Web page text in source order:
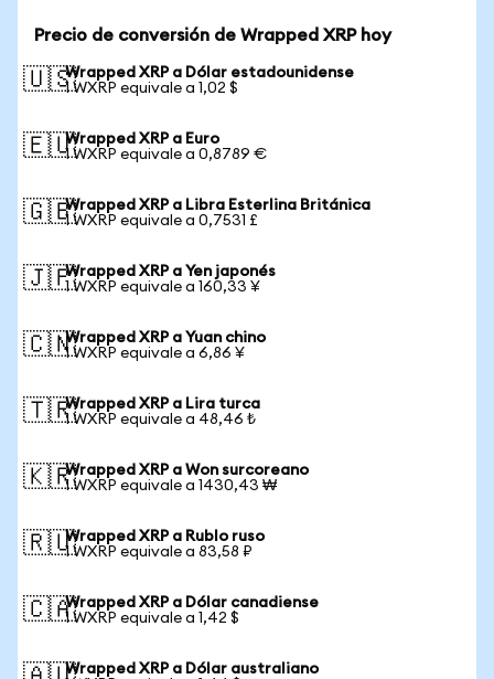
Precio de conversión de Wrapped XRP hoy
🇺🇸Wrapped XRP a Dólar estadounidense
1 WXRP equivale a 1,02 $
🇪🇺Wrapped XRP a Euro
1 WXRP equivale a 0,8789 €
🇬🇧Wrapped XRP a Libra Esterlina Británica
1 WXRP equivale a 0,7531 £
🇯🇵Wrapped XRP a Yen japonés
1 WXRP equivale a 160,33 ¥
🇨🇳Wrapped XRP a Yuan chino
1 WXRP equivale a 6,86 ¥
🇹🇷Wrapped XRP a Lira turca
1 WXRP equivale a 48,46 ₺
🇰🇷Wrapped XRP a Won surcoreano
1 WXRP equivale a 1430,43 ₩
🇷🇺Wrapped XRP a Rublo ruso
1 WXRP equivale a 83,58 ₽
🇨🇦Wrapped XRP a Dólar canadiense
1 WXRP equivale a 1,42 $
Wrapped XRP a Dólar australiano